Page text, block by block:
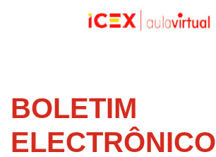
BOLETIM
ELECTRÔNICO